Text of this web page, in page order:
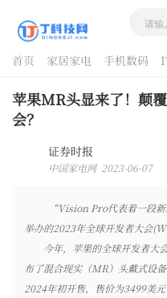
首页 家居家电 手机数码
酷品评测
苹果MR头显来了！颠
会？
证券时报
中国家电网 2023-06-07
“Vision Pro代表着一段
举办的2023年全球开发者大会
今年，苹果的全球开发者大会
布了混合现实（MR）头戴式
2024年初开售，售价为3499